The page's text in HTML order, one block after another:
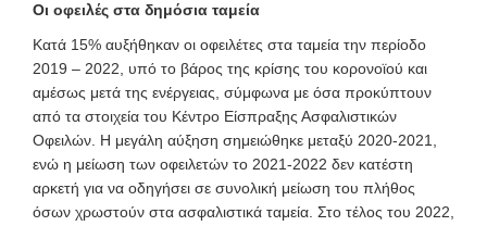
Οι οφειλές στα δημόσια ταμεία
Κατά 15% αυξήθηκαν οι οφειλέτες στα ταμεία την περίοδο
2019 – 2022, υπό το βάρος της κρίσης του κορονοϊού και
αμέσως μετά της ενέργειας, σύμφωνα με όσα προκύπτουν
από τα στοιχεία του Κέντρο Είσπραξης Ασφαλιστικών
Οφειλών. Η μεγάλη αύξηση σημειώθηκε μεταξύ 2020-2021,
ενώ η μείωση των οφειλετών το 2021-2022 δεν κατέστη
αρκετή για να οδηγήσει σε συνολική μείωση του πλήθος
όσων χρωστούν στα ασφαλιστικά ταμεία. Στο τέλος του 2022,